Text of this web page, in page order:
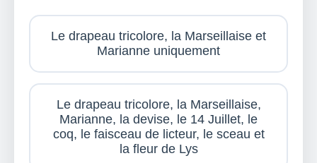
Le drapeau tricolore, la Marseillaise et
Marianne uniquement
Le drapeau tricolore, la Marseillaise,
Marianne, la devise, le 14 Juillet, le
coq, le faisceau de licteur, le sceau et
la fleur de Lys